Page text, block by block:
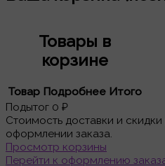
Товары в
корзине
Товар Подробнее Итого
Подытог 0 ₽
Стоимость доставки и
оформлении заказа.
Просмотр корзины
Перейти к оформлению